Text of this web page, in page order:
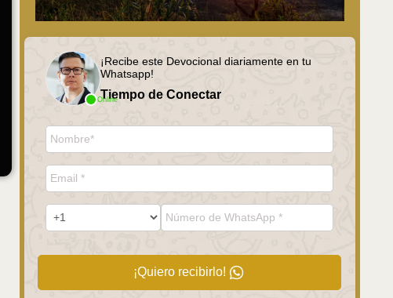
Online
¡Recibe este Devocional diariamente en tu
Whatsapp!
Tiempo de Conectar
¡Quiero recibirlo!